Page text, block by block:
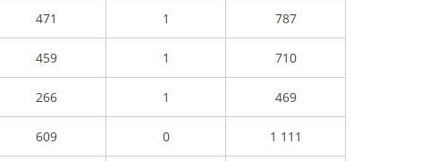
471 1 787
459 1 710
266 1 469
609 0 1 111